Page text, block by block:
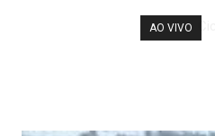
AO VIVO